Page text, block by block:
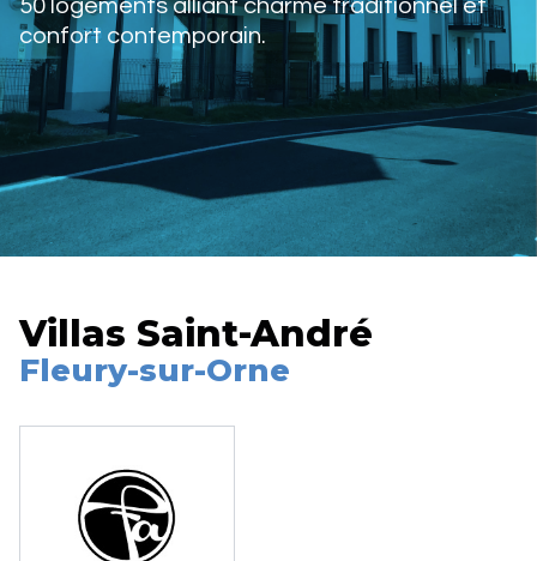
50 logements alliant charme traditionnel et
confort contemporain.
Villas Saint-André
Fleury-sur-Orne